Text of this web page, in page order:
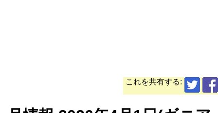
これを共有する: